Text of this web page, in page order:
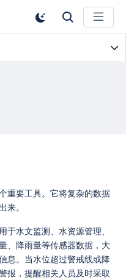
重要工具。它将复杂的数据
来。
于水文监测、水资源管理、
、降雨量等传感器数据，大
息。当水位超过警戒线或降
报，提醒相关人员及时采取